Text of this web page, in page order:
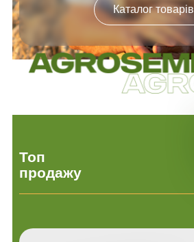
Каталог товарів
Топ
продажу